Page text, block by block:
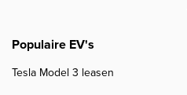
Populaire EV's
Tesla Model 3 leasen